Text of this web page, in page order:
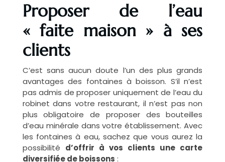
Proposer de l’eau
« faite maison » à ses
clients
C’est sans aucun doute l’un des plus grands
avantages des fontaines à boisson. S’il n’est
pas admis de proposer uniquement de l’eau du
robinet dans votre restaurant, il n’est pas non
plus obligatoire de proposer des bouteilles
d’eau minérale dans votre établissement. Avec
les fontaines à eau, sachez que vous aurez la
possibilité d’offrir à vos clients une carte
diversifiée de boissons :